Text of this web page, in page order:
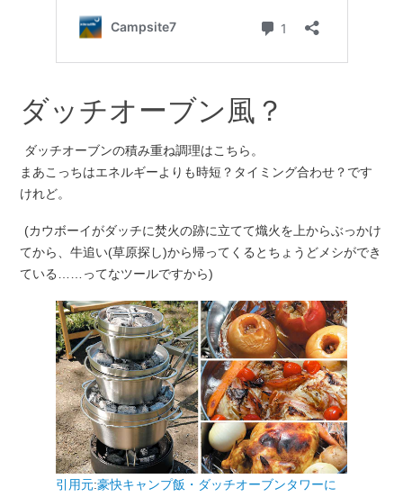
ダッチオーブン風？
ダッチオーブンの積み重ね調理はこちら。
まあこっちはエネルギーよりも時短？タイミング合わせ？です
けれど。
(カウボーイがダッチに焚火の跡に立てて熾火を上からぶっかけ
てから、牛追い(草原探し)から帰ってくるとちょうどメシができ
ている……ってなツールですから)
引用元:豪快キャンプ飯・ダッチオーブンタワーに